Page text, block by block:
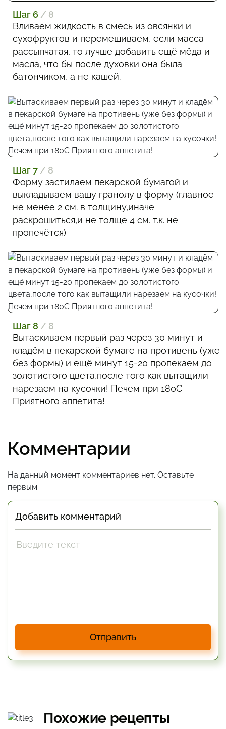
Шаг 6 / 8
Вливаем жидкость в смесь из овсянки и
сухофруктов и перемешиваем, если масса
рассыпчатая, то лучше добавить ещё мёда и
масла, что бы после духовки она была
батончиком, а не кашей.
Шаг 7 / 8
Форму застилаем пекарской бумагой и
выкладываем вашу гранолу в форму (главное
не менее 2 см. в толщину,иначе
раскрошиться,и не толще 4 см. т.к. не
пропечётся)
Шаг 8 / 8
Вытаскиваем первый раз через 30 минут и
кладём в пекарской бумаге на противень (уже
без формы) и ещё минут 15-20 пропекаем до
золотистого цвета,после того как вытащили
нарезаем на кусочки! Печем при 180С
Приятного аппетита!
Комментарии
На данный момент комментариев нет. Оставьте
первым.
Добавить комментарий
Отправить
Похожие рецепты